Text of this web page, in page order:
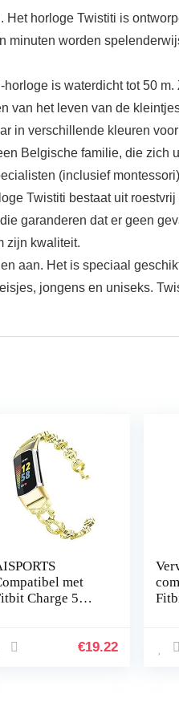
horloge Twistiti is
worden
is waterdicht tot 50
van het leven van de
in verschillende kleuren
Belgische familie, die
(inclusief
Twistiti bestaat uit
garanderen dat er geen
zijn kwaliteit.
aan. Het is speciaal
jongens en uniseks.
met
Charge 5
Bling Glitter
€19.22